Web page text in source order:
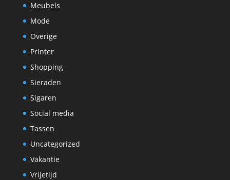
Meubels
Mode
Overige
Printer
Shopping
Sieraden
Sigaren
Social media
Tassen
Uncategorized
Vakantie
Vrijetijd